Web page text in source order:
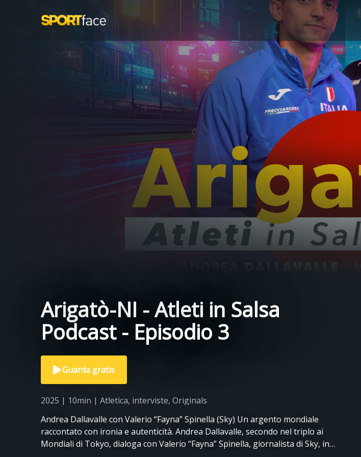
Arigatò-NI - Atleti in Salsa
Podcast - Episodio 3
Guarda gratis
2025 | 10min | Atletica, interviste, Originals
Andrea Dallavalle con Valerio “Fayna” Spinella (Sky) Un argento mondiale
raccontato con ironia e autenticità. Andrea Dallavalle, secondo nel triplo ai
Mondiali di Tokyo, dialoga con Valerio “Fayna” Spinella, giornalista di Sky, in